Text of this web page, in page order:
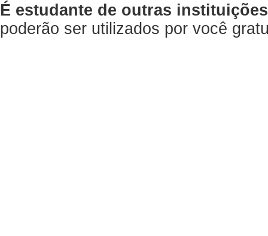
É estudante de outras
poderão ser utilizados por você